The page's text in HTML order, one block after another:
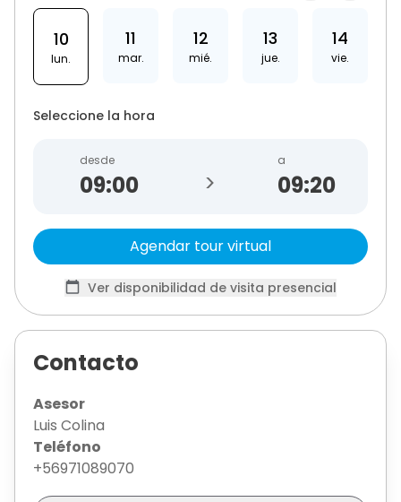
10
lun.
11
mar.
12
mié.
13
jue.
14
vie.
Seleccione la hora
desde
>
a
09:20
Agendar tour virtual
Ver disponibilidad de visita presencial
Contacto
Asesor
Luis Colina
Teléfono
+56971089070